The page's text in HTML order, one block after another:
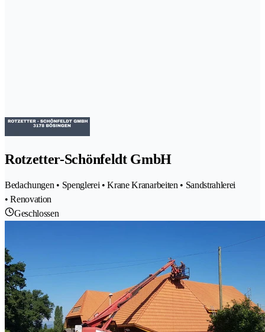
Rotzetter-Schönfeldt GmbH
Bedachungen • Spenglerei • Krane Kranarbeiten • Sandstrahlerei
• Renovation
Geschlossen